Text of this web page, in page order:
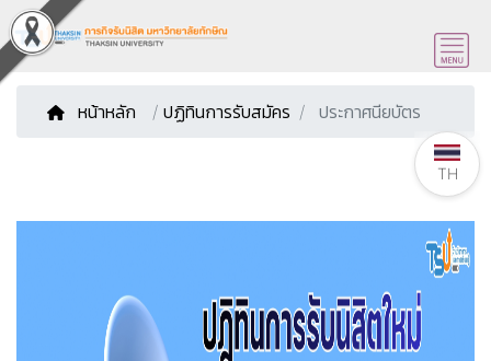
หน้าหลัก / ปฏิทินการรับสมัคร ประกาศนียบัตร
TH